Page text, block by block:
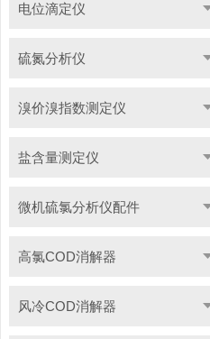
电位滴定仪
硫氮分析仪
溴价溴指数测定仪
盐含量测定仪
微机硫氯分析仪配件
高氯COD消解器
风冷COD消解器